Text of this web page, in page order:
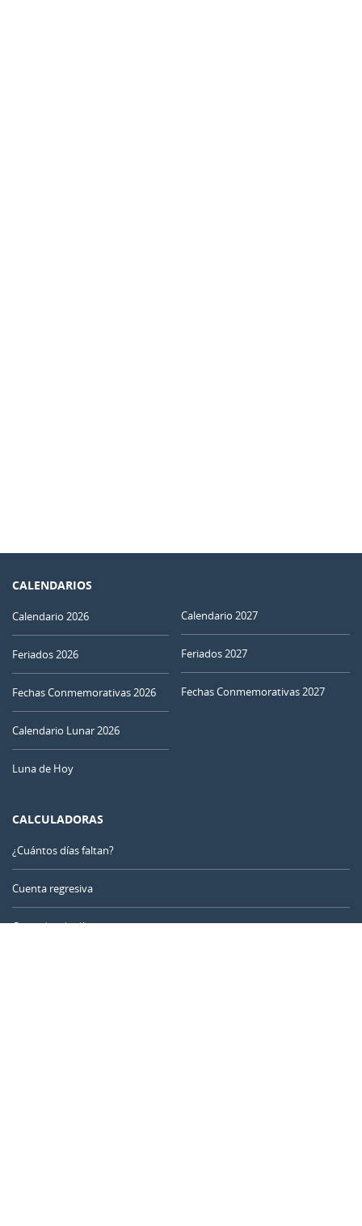
CALENDARIOS
Calendario 2026
Feriados 2026
Fechas Conmemorativas 2026
Calendario Lunar 2026
Luna de Hoy
Calendario 2027
Feriados 2027
Fechas Conmemorativas 2027
CALCULADORAS
¿Cuántos días faltan?
Cuenta regresiva
Contador de días